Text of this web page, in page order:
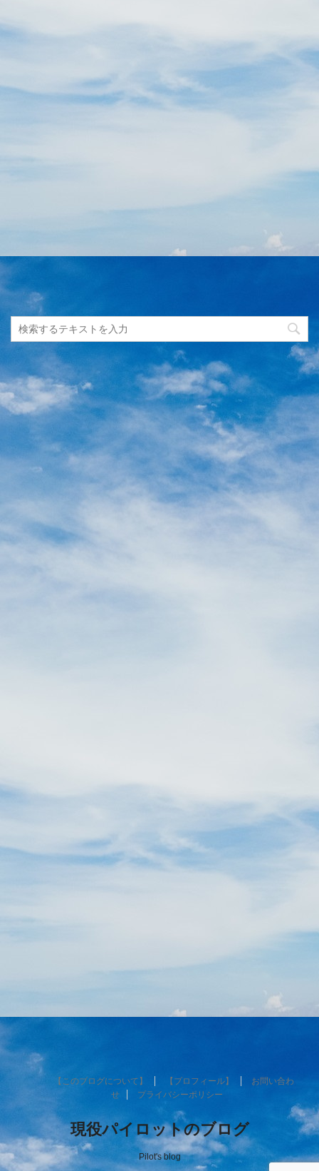
【このブログについて】 【プロフィール】
お問い合わ
せ
プライバシーポリシー
現役パイロットのブログ
Pilot's blog